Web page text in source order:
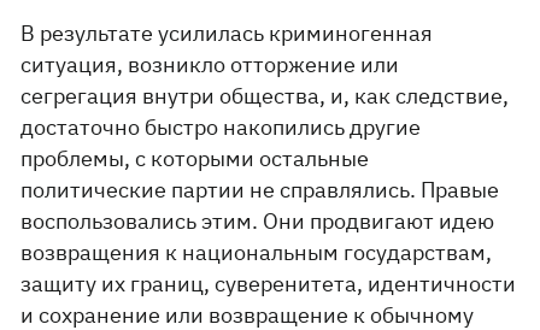
В результате усилилась криминогенная
ситуация, возникло отторжение или
сегрегация внутри общества, и, как следствие,
достаточно быстро накопились другие
проблемы, с которыми остальные
политические партии не справлялись. Правые
воспользовались этим. Они продвигают идею
возвращения к национальным государствам,
защиту их границ, суверенитета, идентичности
и сохранение или возвращение к обычному